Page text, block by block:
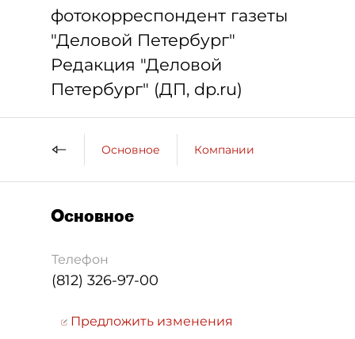
фотокорреспондент газеты
"Деловой Петербург"
Редакция "Деловой
Петербург" (ДП, dp.ru)
Основное Компании
Основное
Телефон
(812) 326-97-00
Предложить изменения